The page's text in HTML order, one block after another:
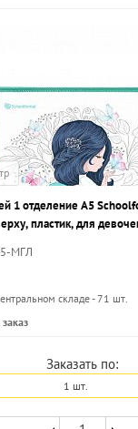
1 отделение А5
пластик, для
МГЛ
складе - 71 шт.
Заказать по:
1 шт.